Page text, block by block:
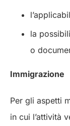
la
o
Immigrazione
Per gli aspetti
in cui l’attività